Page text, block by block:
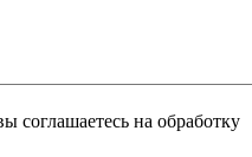
соглашаетесь на обработку